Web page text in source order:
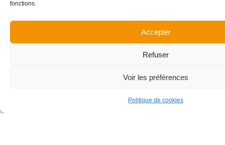
fonctions.
Accepter
Refuser
Voir les préférences
Politique de cookies
Honoraires CENA